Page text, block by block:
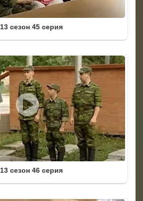
13 сезон 45 серия
13 сезон 46 серия